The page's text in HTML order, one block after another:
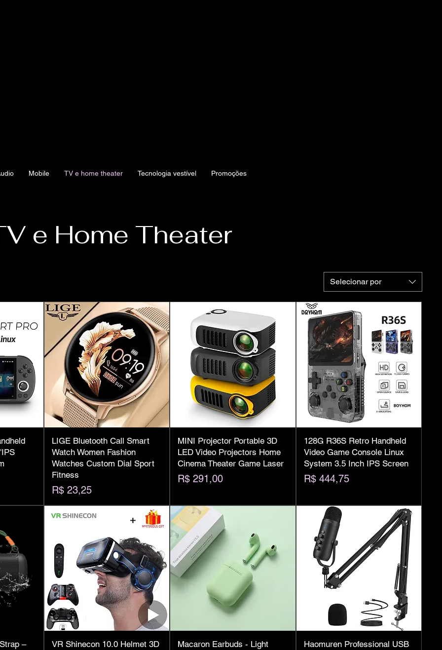
Mobile TV e home theater Tecnologia vestível Promoções
e Home Theater
Selecionar por
LIGE Bluetooth Call Smart
Watch Women Fashion
Watches Custom Dial Sport
Fitness
Preço
R$ 23,25
MINI Projector Portable 3D
LED Video Projectors Home
Cinema Theater Game Laser
Preço
R$ 291,00
128G R36S Retro Handheld
Video Game Console Linux
System 3.5 Inch IPS Screen
Preço
R$ 444,75
–
VR Shinecon 10.0 Helmet 3D
Macaron Earbuds - Light
Haomuren Professional USB